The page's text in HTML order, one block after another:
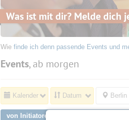
Was ist mit dir? Melde dich
Wie finde ich denn passende Events und
Events, ab morgen
Kalender Datum Berlin
von Initiatoren aus Stuttgart,